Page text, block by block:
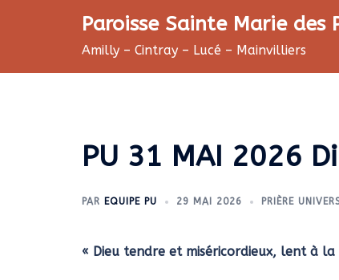
Paroisse Sainte Marie des
Amilly – Cintray – Lucé – Mainvilliers
PU 31 MAI 2026
PAR EQUIPE PU 29 MAI 2026 PRIÈRE
« Dieu tendre et miséricordieux, lent à